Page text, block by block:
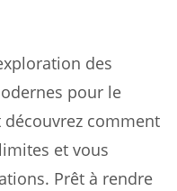
des
pour le
comment
et vous
Prêt à rendre